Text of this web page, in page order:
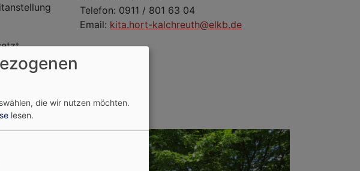
Telefon: 0911 / 801 63 04
Email: kita.hort-kalchreuth@elkb.de
die wir nutzen möchten.
lesen.